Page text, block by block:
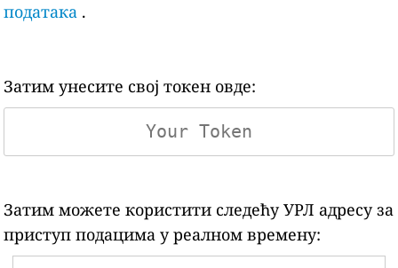
података .
Затим унесите свој токен овде:
Затим можете користити следећу УРЛ адресу за
приступ подацима у реалном времену: